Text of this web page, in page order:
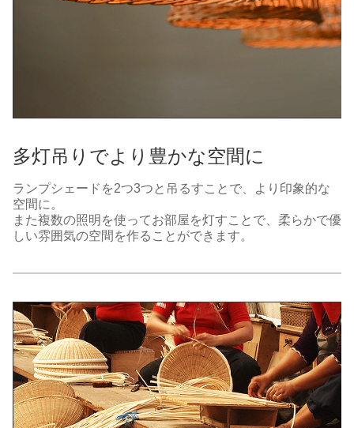
多灯吊りでより豊かな空間に
ランプシェードを2つ3つと吊るすことで、より印象的な
空間に。
また複数の照明を使ってお部屋を灯すことで、柔らかで優
しい雰囲気の空間を作ることができます。